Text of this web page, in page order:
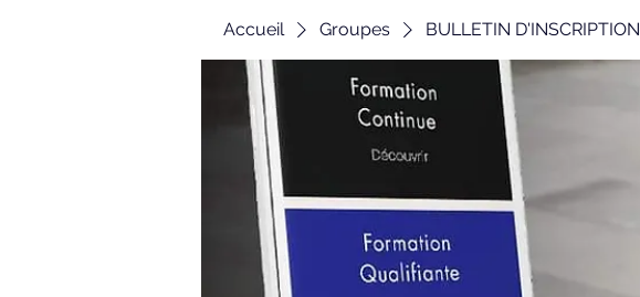
Accueil Groupes BULLETIN D'INSCRIPTION